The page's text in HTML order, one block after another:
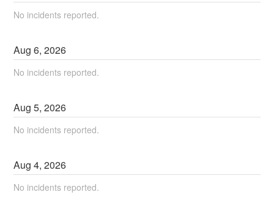
No incidents reported.
Aug6,2026
No incidents reported.
Aug5,2026
No incidents reported.
Aug4,2026
No incidents reported.